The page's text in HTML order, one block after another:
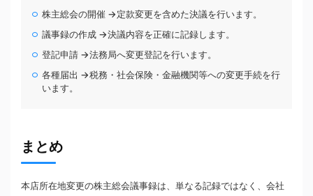
株主総会の開催 →定款変更を含めた決議を行います。
議事録の作成 →決議内容を正確に記録します。
登記申請 →法務局へ変更登記を行います。
各種届出 →税務・社会保険・金融機関等への変更手続を行
います。
まとめ
本店所在地変更の株主総会議事録は、単なる記録ではなく、会社